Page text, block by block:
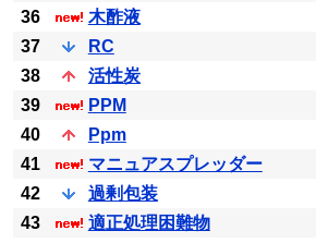
36
木酢液
37
RC
38
活性炭
39
PPM
40
Ppm
41
マニュアスプレッダー
42
過剰包装
43
適正処理困難物